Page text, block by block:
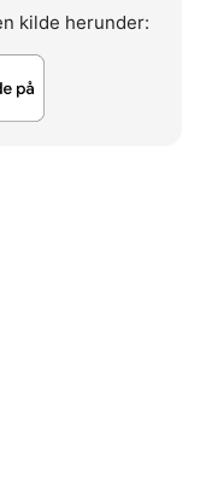
kilde herunder: